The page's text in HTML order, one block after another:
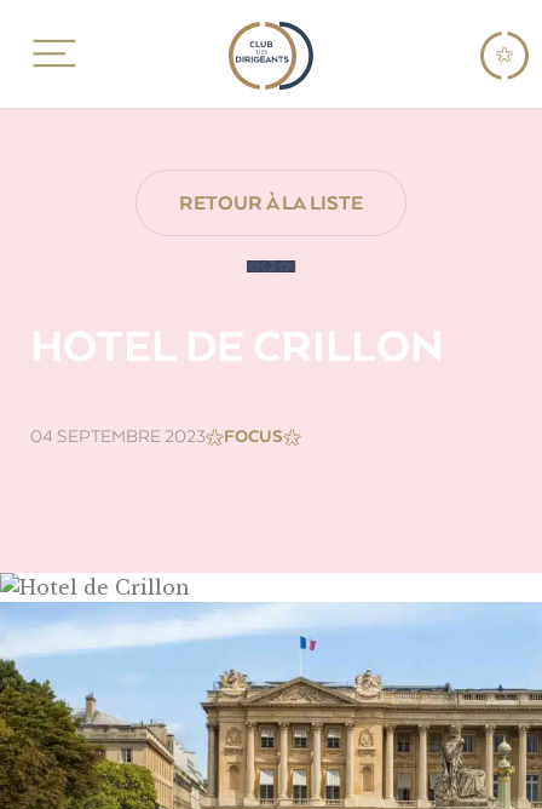
RETOUR À LA LISTE
HOTEL DE CRILLON
04 SEPTEMBRE 2023 FOCUS